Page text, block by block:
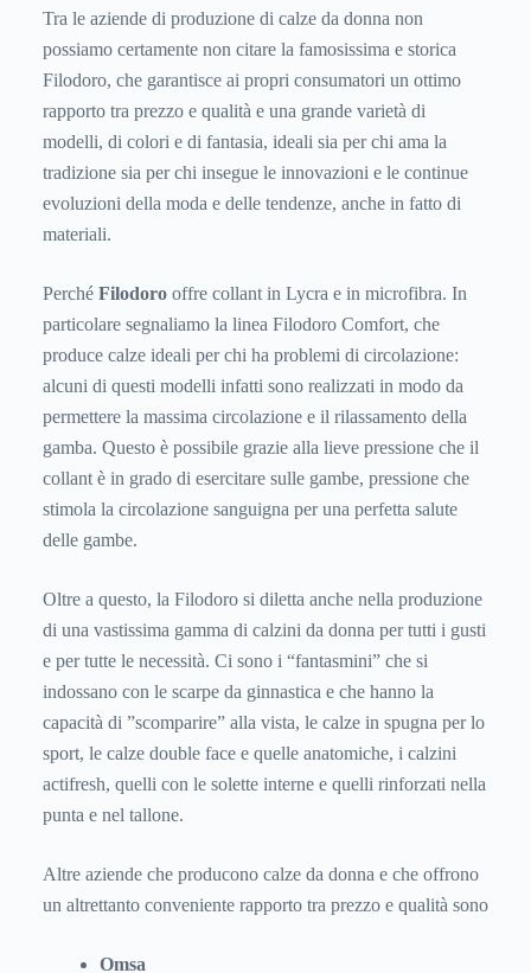
Tra le aziende di produzione di calze da donna non
possiamo certamente non citare la famosissima e storica
Filodoro, che garantisce ai propri consumatori un ottimo
rapporto tra prezzo e qualità e una grande varietà di
modelli, di colori e di fantasia, ideali sia per chi ama la
tradizione sia per chi insegue le innovazioni e le continue
evoluzioni della moda e delle tendenze, anche in fatto di
materiali.
Perché Filodoro offre collant in Lycra e in microfibra. In
particolare segnaliamo la linea Filodoro Comfort, che
produce calze ideali per chi ha problemi di circolazione:
alcuni di questi modelli infatti sono realizzati in modo da
permettere la massima circolazione e il rilassamento della
gamba. Questo è possibile grazie alla lieve pressione che il
collant è in grado di esercitare sulle gambe, pressione che
stimola la circolazione sanguigna per una perfetta salute
delle gambe.
Oltre a questo, la Filodoro si diletta anche nella produzione
di una vastissima gamma di calzini da donna per tutti i gusti
e per tutte le necessità. Ci sono i “fantasmini” che si
indossano con le scarpe da ginnastica e che hanno la
capacità di ”scomparire” alla vista, le calze in spugna per lo
sport, le calze double face e quelle anatomiche, i calzini
actifresh, quelli con le solette interne e quelli rinforzati nella
punta e nel tallone.
Altre aziende che producono calze da donna e che offrono
un altrettanto conveniente rapporto tra prezzo e qualità sono
Omsa